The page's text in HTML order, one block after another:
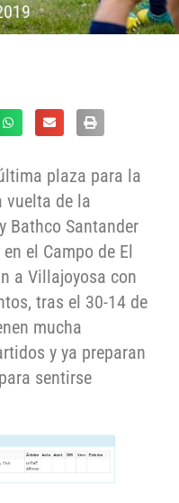
plaza para la
vuelta de la
Bathco Santander
el Campo de El
a Villajoyosa con
tras el 30-14 de
mucha
y ya preparan
sentirse